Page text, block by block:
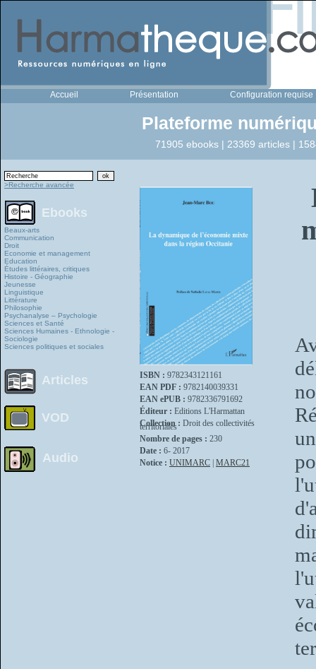
Accueil Présentation Configuration requise
Plateforme
71905 ebooks | 23369 articles |
>Recherche avancée
Ebooks
Beaux-arts
Communication
Droit
Economie et management
Education
Études littéraires, critiques
Histoire - Géographie
Jeunesse
Linguistique
Littérature
Philosophie
Psychanalyse – Psychologie
Sciences et Santé
Sciences Humaines - Ethnologie -
Sociologie
Sciences politiques et sociales
Articles
VOD
Audio
ISBN : 9782343121161
EAN PDF : 9782140039331
EAN ePUB : 9782336791692
Éditeur : Editions L'Harmattan
Collection : Droit des collectivités
territoriales
Nombre de pages : 230
Date : 6- 2017
Notice : UNIMARC MARC21